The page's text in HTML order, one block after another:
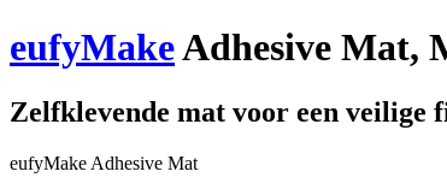
eufyMakeAdhesive Mat,
Zelfklevende mat voor een veilige
eufyMake Adhesive Mat